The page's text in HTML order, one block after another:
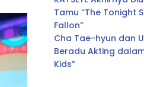
Tamu “The Tonight
Fallon”
Cha Tae-hyun dan
Beradu Akting
Kids”